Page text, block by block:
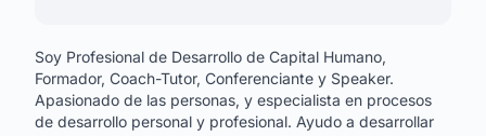
Soy Profesional de Desarrollo de Capital Humano,
Formador, Coach-Tutor, Conferenciante y Speaker.
Apasionado de las personas, y especialista en procesos
de desarrollo personal y profesional. Ayudo a desarrollar